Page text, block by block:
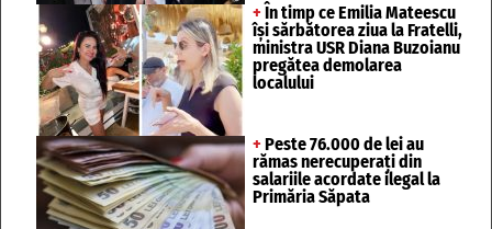
+ În timp ce Emilia Mateescu
își sărbătorea ziua la Fratelli,
ministra USR Diana Buzoianu
pregătea demolarea
localului
+ Peste 76.000 de lei au
rămas nerecuperați din
salariile acordate ilegal la
Primăria Săpata